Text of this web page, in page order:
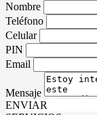
Nombre
Teléfono
Celular
PIN
Email
Mensaje
ENVIAR